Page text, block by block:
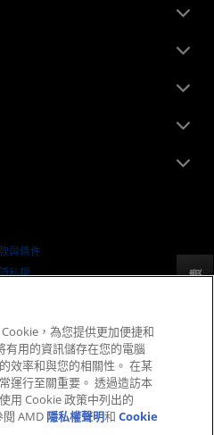
與條件
私權
公開競爭
稅務策略
政策
設定
反馈
，為您提供更加便捷和
有用的資訊儲存在您的電腦
效率和與您的相關性。 在某
運行至關重要。 透過造訪本
用 Cookie 政策中列出的
AMD 隱私權聲明和Cookie